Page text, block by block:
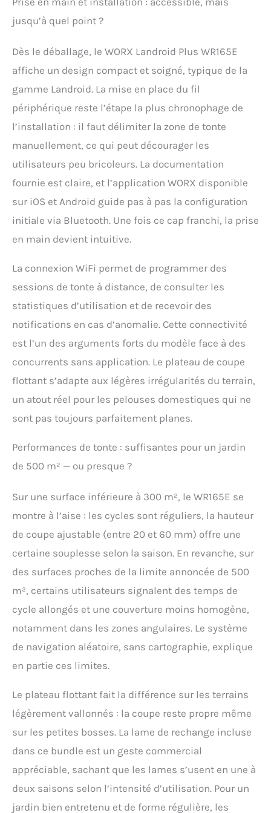
allant jusqu'à 35% et
terrain, vous pouvez
facilement la mesurer à
"Landroid" avant même
de passer à l'achat.
CONNECTÉ
APP/WIFI/BLUETOOTH] Le
Landroid est contrôlable
à distance via l'APP
"Landroid" sur mobile ou
tablette, et compatible
avec les assistants
HOME. Le robot
s'adapte à la taille, à la
forme de votre pelouse et
votre gazon. Connecté à
notre Cloud, le Landroid
améliorations grâce à
des mises à jour
permettant d'optimiser
ses performances au
JUSQU'AUX BORDURES]
équipé de la technologie
brevetée "CUT TO EDGE",
rebords de votre jardin.
Fini les retouches avec
[POUR ROBOTS
TONDEUSES] Lot
lames de rechange
d'origine compatiblent
tondeuses robots WORX
LANDROID [RÉSULTAT
les tondeuses robot
des résultats optimaux,
changées régulièrement
[COUPE PARFAITE] Les
tondeuses sont
trachantes sur les deux
afin d'assurer une coupe
parfaite dans les deux
jusqu’à quel point ?
Dès le déballage, le WORX Landroid Plus WR165E
affiche un design compact et soigné, typique de la
gamme Landroid. La mise en place du fil
périphérique reste l’étape la plus chronophage de
l’installation : il faut délimiter la zone de tonte
manuellement, ce qui peut décourager les
utilisateurs peu bricoleurs. La documentation
fournie est claire, et l’application WORX disponible
sur iOS et Android guide pas à pas la configuration
initiale via Bluetooth. Une fois ce cap franchi, la prise
en main devient intuitive.
La connexion WiFi permet de programmer des
sessions de tonte à distance, de consulter les
statistiques d’utilisation et de recevoir des
notifications en cas d’anomalie. Cette connectivité
est l’un des arguments forts du modèle face à des
concurrents sans application. Le plateau de coupe
flottant s’adapte aux légères irrégularités du terrain,
un atout réel pour les pelouses domestiques qui ne
sont pas toujours parfaitement planes.
Performances de tonte : suffisantes pour un jardin
de 500 m² — ou presque ?
Sur une surface inférieure à 300 m², le WR165E se
montre à l’aise : les cycles sont réguliers, la hauteur
de coupe ajustable (entre 20 et 60 mm) offre une
certaine souplesse selon la saison. En revanche, sur
des surfaces proches de la limite annoncée de 500
m², certains utilisateurs signalent des temps de
cycle allongés et une couverture moins homogène,
notamment dans les zones angulaires. Le système
de navigation aléatoire, sans cartographie, explique
en partie ces limites.
Le plateau flottant fait la différence sur les terrains
légèrement vallonnés : la coupe reste propre même
sur les petites bosses. La lame de rechange incluse
dans ce bundle est un geste commercial
appréciable, sachant que les lames s’usent en une à
deux saisons selon l’intensité d’utilisation. Pour un
jardin bien entretenu et de forme régulière, les